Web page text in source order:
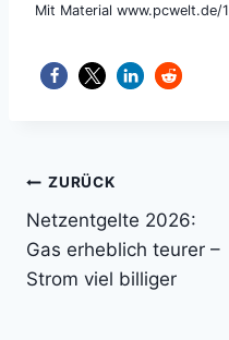
Mit Material www.pcwelt.de/
ZURÜCK
Netzentgelte 2026:
Gas erheblich teurer –
Strom viel billiger